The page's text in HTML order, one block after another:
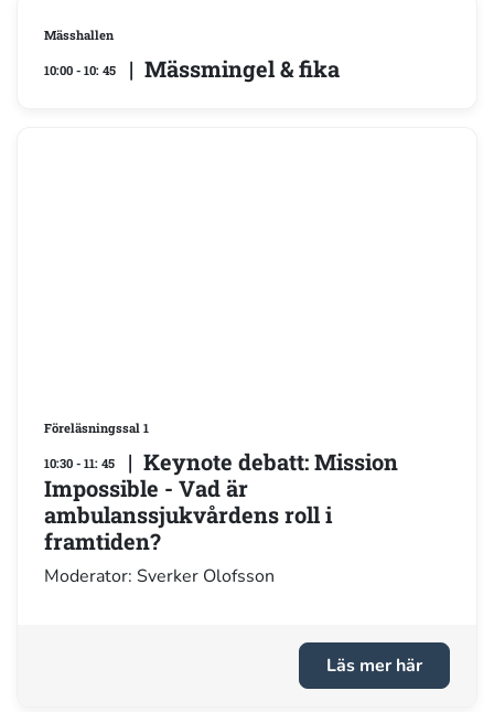
Mässhallen
10:00 - 10: 45 | Mässmingel & fika
Föreläsningssal 1
10:30 - 11: 45
| Keynote debatt: Mission
Impossible - Vad är
ambulanssjukvårdens roll i
framtiden?
Moderator: Sverker Olofsson
Läs mer här